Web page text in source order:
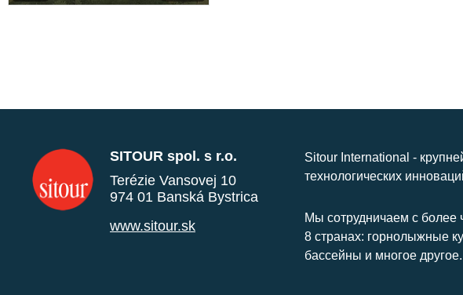
SITOUR spol. s r.o.
Terézie Vansovej 10
974 01 Banská Bystrica
www.sitour.sk
Sitour International -
технологических
Мы сотрудничаем с более
8 странах: горнолыжные
бассейны и многое другое.